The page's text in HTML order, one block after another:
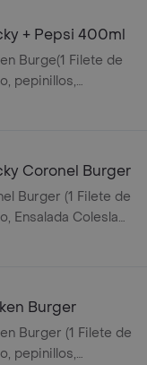
+ Pepsi 400ml
Burge(1 Filete de
y mantequilla) + 1
Coronel Burger
Burger (1 Filete de
Burger
(1 Filete de